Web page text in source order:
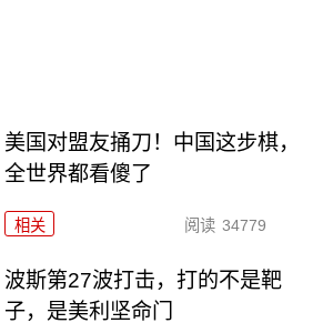
美国对盟友捅刀！中国这步棋，
全世界都看傻了
相关 阅读 34779
波斯第27波打击，打的不是靶
子，是美利坚命门